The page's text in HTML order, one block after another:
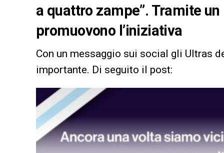
a quattro zampe”. Tramite
promuovono l’iniziativa
Con un messaggio sui social gli Ultras
importante. Di seguito il post: